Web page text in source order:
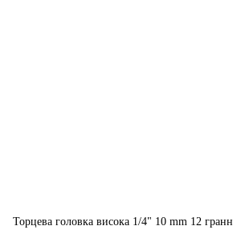
Торцева головка висока 1/4" 10 mm 12 гранн